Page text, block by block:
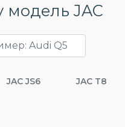
JAC
JAC JS6 JAC T8